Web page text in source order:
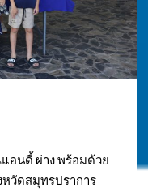
อนดี้ ผ่าง พร้อมด้วย
วัดสมุทรปราการ